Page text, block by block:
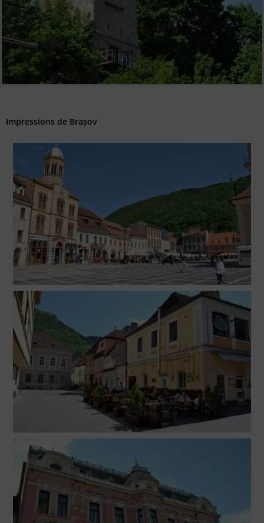
Impressions de Brașov